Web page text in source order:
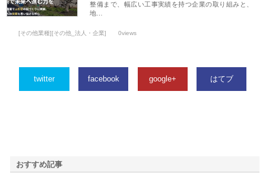
整備まで、幅広い工事実績を持つ企業の取り組みと、
地…
[その他業種][その他_法人・企業] 0views
twitter facebook google+ はてブ
おすすめ記事